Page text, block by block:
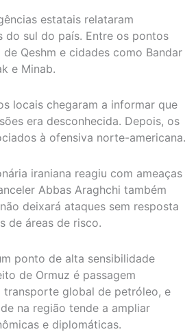
estatais relataram
do sul do país. Entre os pontos
Qeshm e cidades como Bandar
e Minab.
locais chegaram a informar que
era desconhecida. Depois, os
à ofensiva norte-americana.
iraniana reagiu com ameaças
Abbas Araghchi também
deixará ataques sem resposta
de áreas de risco.
ponto de alta sensibilidade
de Ormuz é passagem
transporte global de petróleo, e
na região tende a ampliar
e diplomáticas.